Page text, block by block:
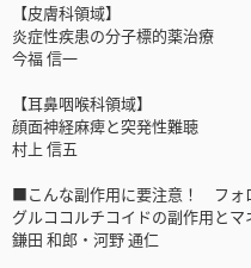
【皮膚科領域】
炎症性疾患の分子標的薬治療
今福 信一
【耳鼻咽喉科領域】
顔面神経麻痺と突発性難聴
村上 信五
■こんな副作用に要注意！ フォ
グルココルチコイドの副作用とマ
鎌田 和郎・河野 通仁